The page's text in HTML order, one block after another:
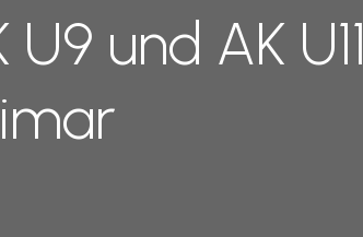
und AK U11